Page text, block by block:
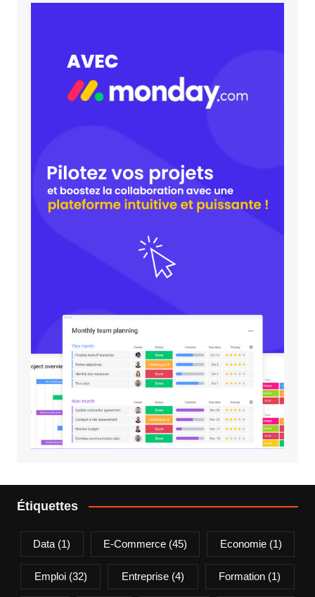
Étiquettes
Data (1) E-Commerce(45) Economie(1)
Emploi(32) Entreprise(4) Formation (1)